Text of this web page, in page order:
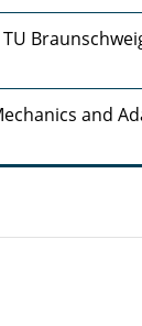
and